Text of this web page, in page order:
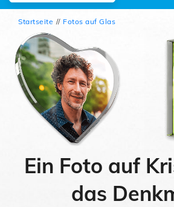
Grabfotos
BELIEBT
PREMIUM
2.5D
Preisliste
Kooperation B2B
Ratgeber
Kontakt
Startseite Fotos auf Glas
Ein Foto auf
das